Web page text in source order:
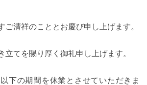
清祥のこととお慶び申し上げます。
立てを賜り厚く御礼申し上げます。
下の期間を休業とさせていただきま